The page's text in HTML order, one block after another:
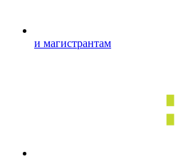
и магистрантам